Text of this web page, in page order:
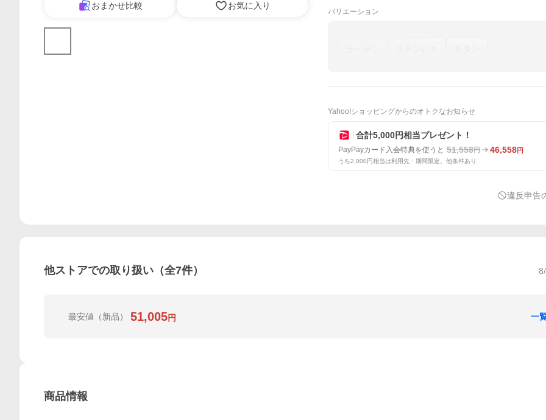
おまかせ比較 お気に入り
バリエーション
Yahoo!ショッピングからのオトクなお知らせ
合計5,000円相当プレゼント！
PayPayカード入会特典を使うと 51,558円 46,558円
うち2,000円相当は利用先・期間限定。他条件あり
違反申告
他ストアでの取り扱い（全7件）
最安値 （新品） 51,005円 一
商品情報